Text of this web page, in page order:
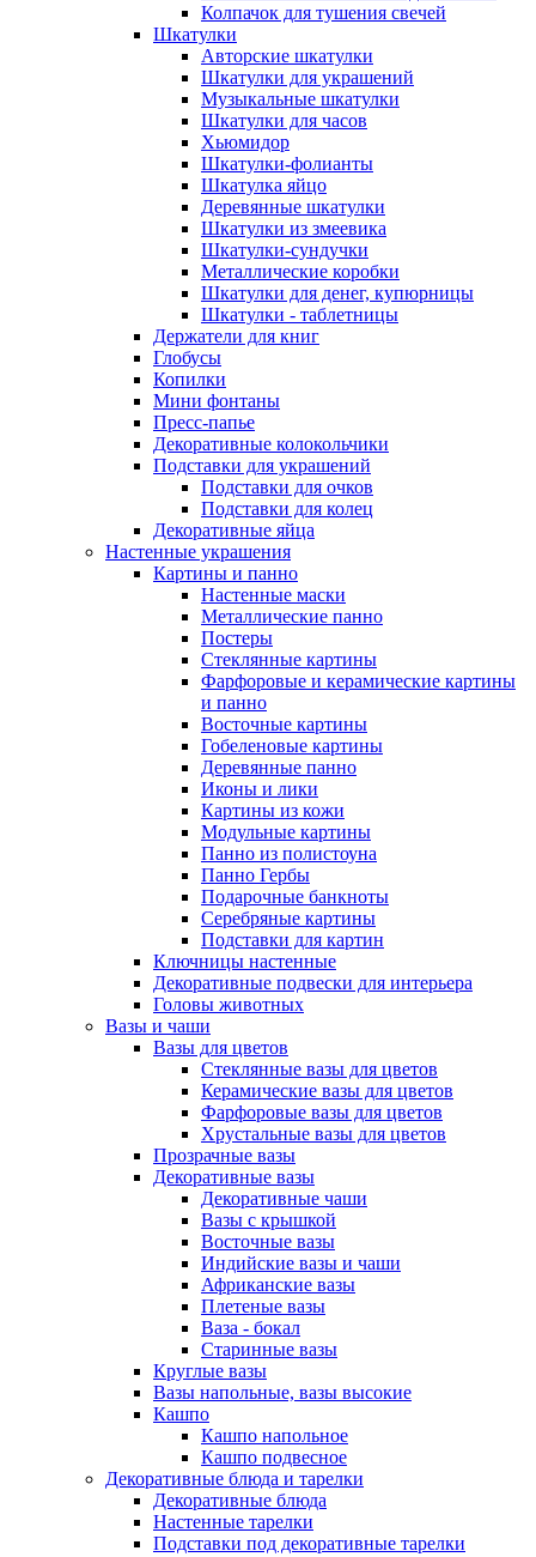
Колпачок для тушения свечей
Шкатулки
Авторские шкатулки
Шкатулки для украшений
Музыкальные шкатулки
Шкатулки для часов
Хьюмидор
Шкатулки-фолианты
Шкатулка яйцо
Деревянные шкатулки
Шкатулки из змеевика
Шкатулки-сундучки
Металлические коробки
Шкатулки для денег, купюрницы
Шкатулки - таблетницы
Держатели для книг
Глобусы
Копилки
Мини фонтаны
Пресс-папье
Декоративные колокольчики
Подставки для украшений
Подставки для очков
Подставки для колец
Декоративные яйца
Настенные украшения
Картины и панно
Настенные маски
Металлические панно
Постеры
Стеклянные картины
Фарфоровые и керамические картины
и панно
Восточные картины
Гобеленовые картины
Деревянные панно
Иконы и лики
Картины из кожи
Модульные картины
Панно из полистоуна
Панно Гербы
Подарочные банкноты
Серебряные картины
Подставки для картин
Ключницы настенные
Декоративные подвески для интерьера
Головы животных
Вазы и чаши
Вазы для цветов
Стеклянные вазы для цветов
Керамические вазы для цветов
Фарфоровые вазы для цветов
Хрустальные вазы для цветов
Прозрачные вазы
Декоративные вазы
Декоративные чаши
Вазы с крышкой
Восточные вазы
Индийские вазы и чаши
Африканские вазы
Плетеные вазы
Ваза - бокал
Старинные вазы
Круглые вазы
Вазы напольные, вазы высокие
Кашпо
Кашпо напольное
Кашпо подвесное
Декоративные блюда и тарелки
Декоративные блюда
Настенные тарелки
Подставки под декоративные тарелки